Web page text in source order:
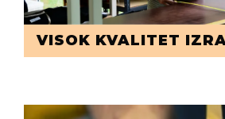
VISOK KVALITET